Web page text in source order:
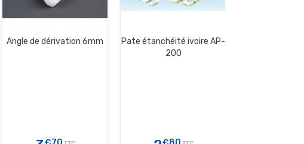
Angle de dérivation 6mm
Pate étanchéité ivoire AP-
200